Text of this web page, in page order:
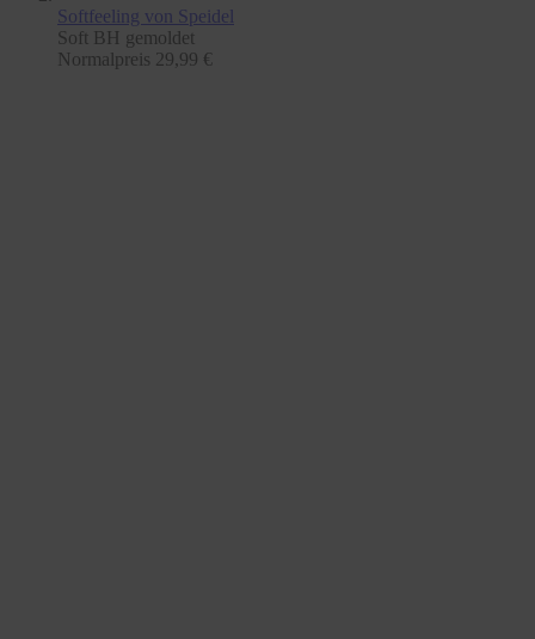
Softfeeling von Speidel
Soft BH gemoldet
Normalpreis 29,99 €